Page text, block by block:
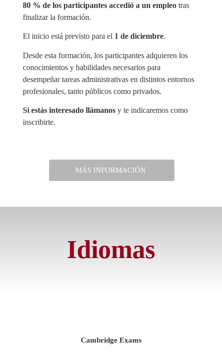
80 % de los participantes accedió a un empleo tras
finalizar la formación.
El inicio está previsto para el 1 de diciembre.
Desde esta formación, los participantes adquieren los
conocimientos y habilidades necesarios para
desempeñar tareas administrativas en distintos entornos
profesionales, tanto públicos como privados.
Si estás interesado llámanos y te indicaremos como
inscribirte.
MÁS INFORMACIÓN
Idiomas
Cambridge Exams